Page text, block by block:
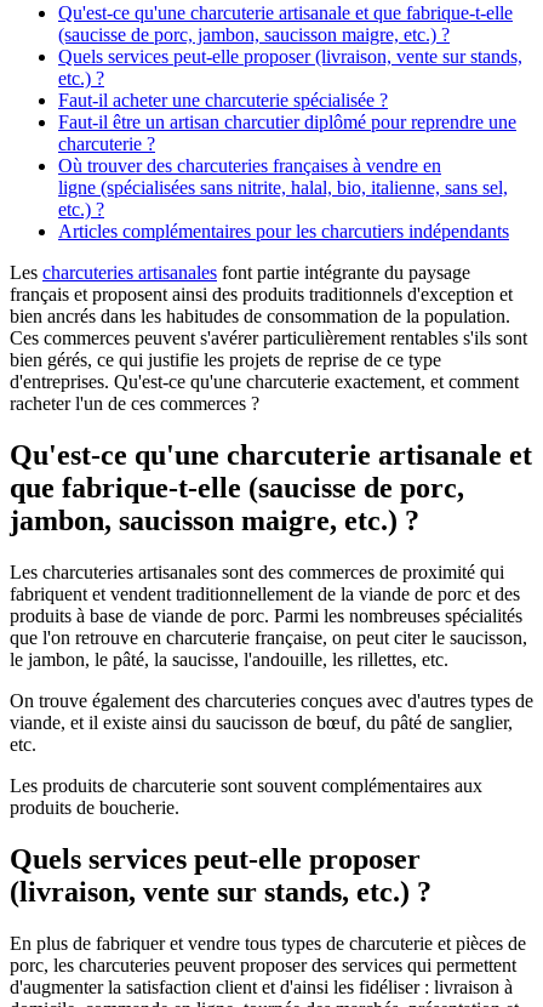
Qu'est-ce qu'une charcuterie artisanale et que fabrique-t-elle
(saucisse de porc, jambon, saucisson maigre, etc.) ?
Quels services peut-elle proposer (livraison, vente sur stands,
etc.) ?
Faut-il acheter une charcuterie spécialisée ?
Faut-il être un artisan charcutier diplômé pour reprendre une
charcuterie ?
Où trouver des charcuteries françaises à vendre en
ligne (spécialisées sans nitrite, halal, bio, italienne, sans sel,
etc.) ?
Articles complémentaires pour les charcutiers indépendants
Les charcuteries artisanales font partie intégrante du paysage
français et proposent ainsi des produits traditionnels d'exception et
bien ancrés dans les habitudes de consommation de la population.
Ces commerces peuvent s'avérer particulièrement rentables s'ils sont
bien gérés, ce qui justifie les projets de reprise de ce type
d'entreprises. Qu'est-ce qu'une charcuterie exactement, et comment
racheter l'un de ces commerces ?
Qu'est-ce qu'une charcuterie artisanale et
que fabrique-t-elle (saucisse de porc,
jambon, saucisson maigre, etc.) ?
Les charcuteries artisanales sont des commerces de proximité qui
fabriquent et vendent traditionnellement de la viande de porc et des
produits à base de viande de porc. Parmi les nombreuses spécialités
que l'on retrouve en charcuterie française, on peut citer le saucisson,
le jambon, le pâté, la saucisse, l'andouille, les rillettes, etc.
On trouve également des charcuteries conçues avec d'autres types de
viande, et il existe ainsi du saucisson de bœuf, du pâté de sanglier,
etc.
Les produits de charcuterie sont souvent complémentaires aux
produits de boucherie.
Quels services peut-elle proposer
(livraison, vente sur stands, etc.) ?
En plus de fabriquer et vendre tous types de charcuterie et pièces de
porc, les charcuteries peuvent proposer des services qui permettent
d'augmenter la satisfaction client et d'ainsi les fidéliser : livraison à